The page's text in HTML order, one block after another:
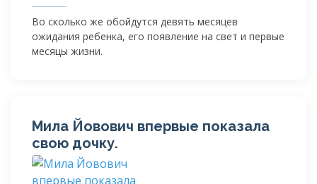
Во сколько же обойдутся девять месяцев
ожидания ребенка, его появление на свет и первые
месяцы жизни.
Мила Йовович впервые показала
свою дочку.